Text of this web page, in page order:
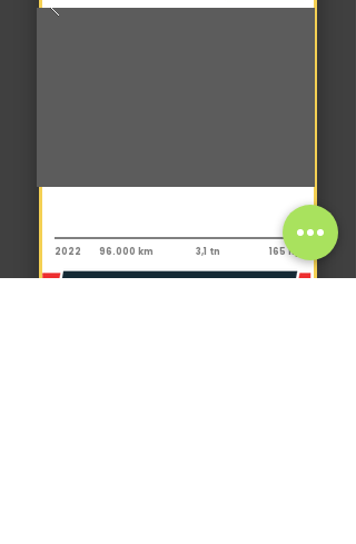
2022 96.000 km 3,1 tn 165 hp
+